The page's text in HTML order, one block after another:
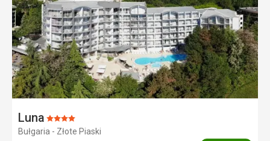
Luna Ocena:
4/5
Bułgaria - Złote Piaski